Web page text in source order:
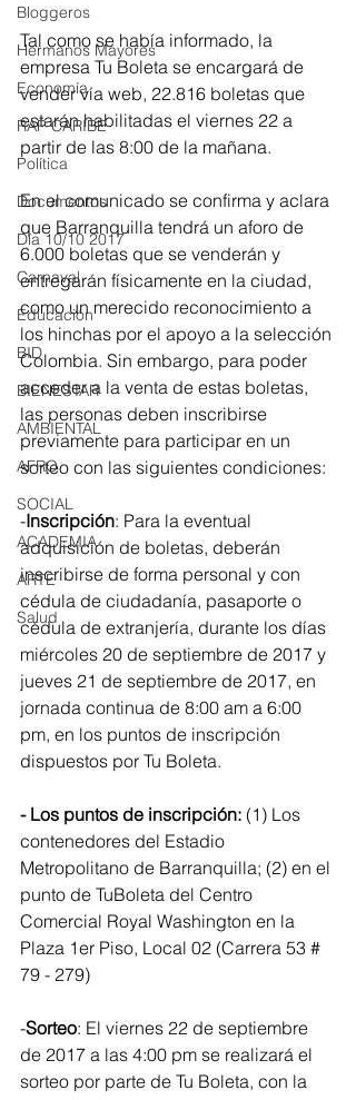
Bloggeros
Hermanos Mayores
Economía
RAP CARIBE
Política
Documentos
Día 10/10 2017
Carnaval
Educación
BID
BIENESTAR
AMBIENTAL
AFRO
SOCIAL
ACADEMIA
ARTE
Salud
Tal como se había informado, la
empresa Tu Boleta se encargará de
vender vía web, 22.816 boletas que
estarán habilitadas el viernes 22 a
partir de las 8:00 de la mañana.
En el comunicado se confirma y aclara
que Barranquilla tendrá un aforo de
6.000 boletas que se venderán y
entregarán físicamente en la ciudad,
como un merecido reconocimiento a
los hinchas por el apoyo a la selección
Colombia. Sin embargo, para poder
acceder a la venta de estas boletas,
las personas deben inscribirse
previamente para participar en un
sorteo con las siguientes condiciones:
-Inscripción: Para la eventual
adquisición de boletas, deberán
inscribirse de forma personal y con
cédula de ciudadanía, pasaporte o
cédula de extranjería, durante los días
miércoles 20 de septiembre de 2017 y
jueves 21 de septiembre de 2017, en
jornada continua de 8:00 am a 6:00
pm, en los puntos de inscripción
dispuestos por Tu Boleta.
- Los puntos de inscripción: (1) Los
contenedores del Estadio
Metropolitano de Barranquilla; (2) en el
punto de TuBoleta del Centro
Comercial Royal Washington en la
Plaza 1er Piso, Local 02 (Carrera 53 #
79 - 279)
-Sorteo: El viernes 22 de septiembre
de 2017 a las 4:00 pm se realizará el
sorteo por parte de Tu Boleta, con la